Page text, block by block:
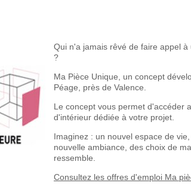
Qui n'a jamais rêvé de faire appel
?
Ma Pièce Unique, un concept
Péage, près de Valence.
Le concept vous permet d'accéder
d'intérieur dédiée à votre projet.
Imaginez : un nouvel espace de
nouvelle ambiance, des choix de
ressemble.
Consultez les offres d'emploi Ma